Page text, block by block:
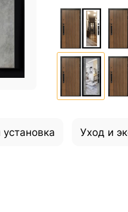
Уход и